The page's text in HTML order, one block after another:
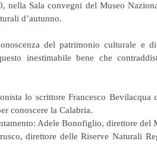
nella Sala convegni del Museo
d’autunno.
del patrimonio culturale e
inestimabile bene che
lo scrittore Francesco Bevilacqua
conoscere la Calabria.
Adele Bonofiglio, direttore del
direttore delle Riserve Naturali